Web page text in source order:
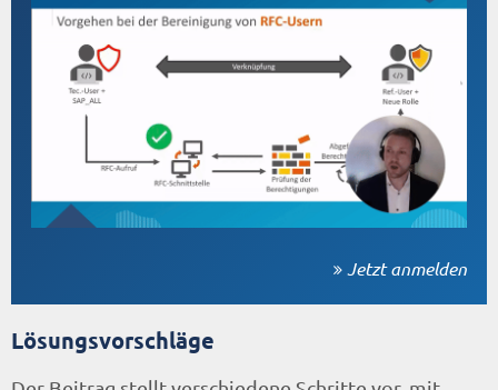
Jetzt anmelden
Lösungsvorschläge